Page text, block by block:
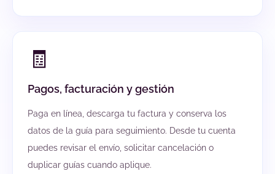
🧾
Pagos, facturación y gestión
Paga en línea, descarga tu factura y conserva los
datos de la guía para seguimiento. Desde tu cuenta
puedes revisar el envío, solicitar cancelación o
duplicar guías cuando aplique.